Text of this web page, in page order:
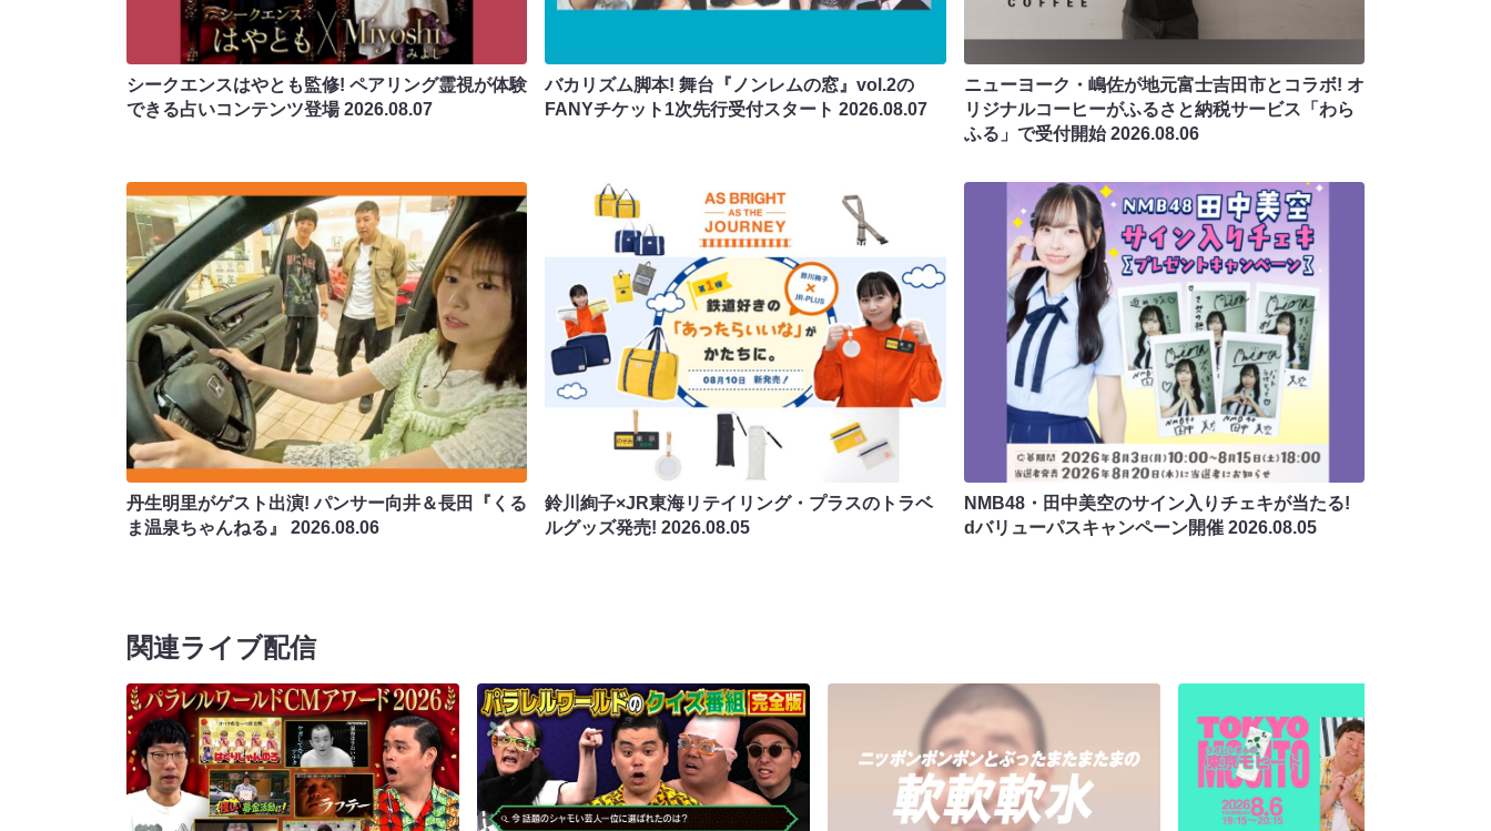
シークエンスはやとも監修! ペアリング霊視が体験
できる占いコンテンツ登場2026.08.07
バカリズム脚本! 舞台『ノンレムの窓』vol.2の
FANYチケット1次先行受付スタート2026.08.07
ニューヨーク・嶋佐が地元富士吉田市とコラボ! オ
リジナルコーヒーがふるさと納税サービス「わら
ふる」で受付開始2026.08.06
丹生明里がゲスト出演! パンサー向井＆長田『くる
ま温泉ちゃんねる』 2026.08.06
鈴川絢子×JR東海リテイリング・プラスのトラベ
ルグッズ発売!2026.08.05
NMB48・田中美空のサイン入りチェキが当たる!
dバリューパスキャンペーン開催 2026.08.05
関連ライブ配信